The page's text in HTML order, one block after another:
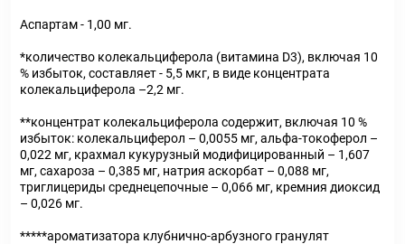
Аспартам - 1,00 мг.
*количество колекальциферола (витамина D3), включая 10
% избыток, составляет - 5,5 мкг, в виде концентрата
колекальциферола –2,2 мг.
**концентрат колекальциферола содержит, включая 10 %
избыток: колекальциферол – 0,0055 мг, альфа-токоферол –
0,022 мг, крахмал кукурузный модифицированный – 1,607
мг, сахароза – 0,385 мг, натрия аскорбат – 0,088 мг,
триглицериды среднецепочные – 0,066 мг, кремния диоксид
– 0,026 мг.
*****ароматизатора клубнично-арбузного гранулят